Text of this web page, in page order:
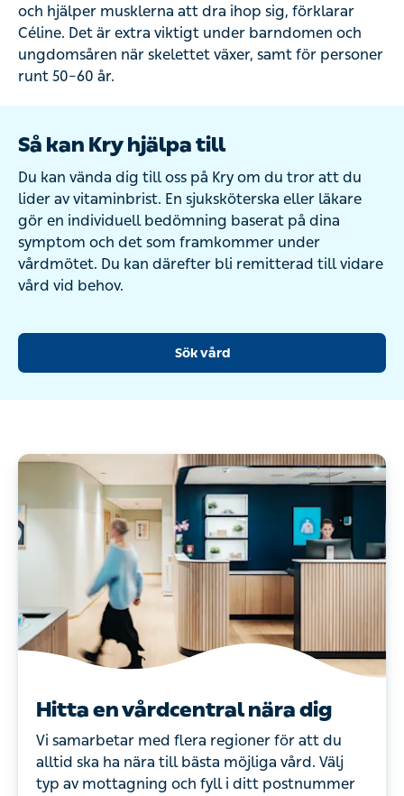
och hjälper musklerna att dra ihop sig, förklarar
Céline. Det är extra viktigt under barndomen och
ungdomsåren när skelettet växer, samt för personer
runt 50–60 år.
Så kan Kry hjälpa till
Du kan vända dig till oss på Kry om du tror att du
lider av vitaminbrist. En sjuksköterska eller läkare
gör en individuell bedömning baserat på dina
symptom och det som framkommer under
vårdmötet. Du kan därefter bli remitterad till vidare
vård vid behov.
Sök vård
Hitta en vårdcentral nära dig
Vi samarbetar med flera regioner för att du
alltid ska ha nära till bästa möjliga vård. Välj
typ av mottagning och fyll i ditt postnummer